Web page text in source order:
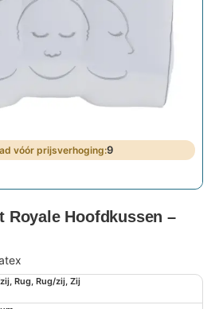
9
Royale Hoofdkussen –
Rug, Rug/zij, Zij